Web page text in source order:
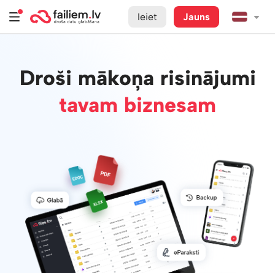
Ieiet Jauns
Droši mākoņa risinājumi
tavam biznesam